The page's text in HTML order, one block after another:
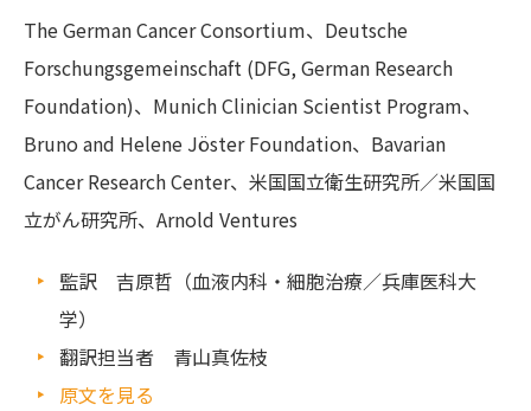
The German Cancer Consortium、Deutsche
Forschungsgemeinschaft (DFG, German Research
Foundation)、Munich Clinician Scientist Program、
Bruno and Helene Jöster Foundation、Bavarian
Cancer Research Center、米国国立衛生研究所／米国国
立がん研究所、Arnold Ventures
監訳 吉原哲（血液内科・細胞治療／兵庫医科大
学）
翻訳担当者 青山真佐枝
原文を見る